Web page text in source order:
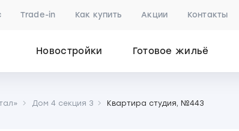
Trade-in Как купить Акции Контакты
Новостройки Готовое жильё
Дом 4 секция 3 Квартира студия, №443